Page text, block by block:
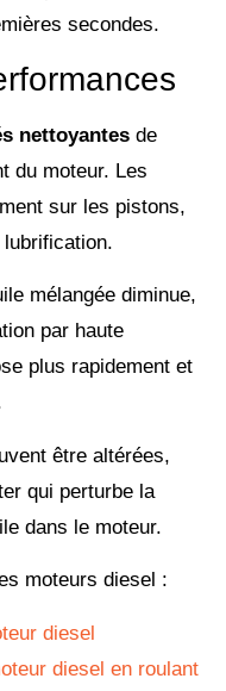
secondes.
nettoyantes de
du moteur. Les
sur les pistons,
mélangée diminue,
par haute
plus rapidement et
être altérées,
qui perturbe la
dans le moteur.
moteurs diesel :
diesel
diesel en roulant